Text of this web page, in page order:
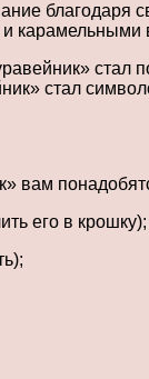
карамельными
стал
стал
вам
его в крошку);